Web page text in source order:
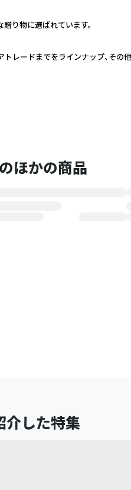
り物に選ばれています。
レードまでをラインナップ、その
ほかの商品
介した特集